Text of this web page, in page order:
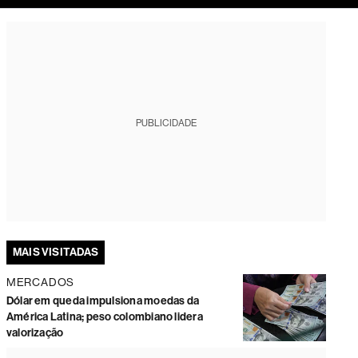
PUBLICIDADE
MAIS VISITADAS
MERCADOS
Dólar em queda impulsiona moedas da
América Latina; peso colombiano lidera
valorização